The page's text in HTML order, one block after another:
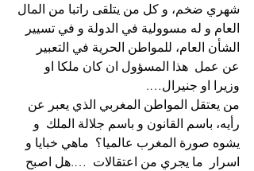
شهري ضخم، و كل من يتلقى راتبا من المال
العام و له مسوولية في الدولة و في تسيير
الشأن العام، للمواطن الحرية في التعبير
عن عمل  هذا المسؤول ان كان ملكا او
وزيرا او جنيرال….
من يعتقل المواطن المغربي الذي يعبر عن
رأيه، باسم القانون و باسم جلالة الملك  و
يشوه صورة المغرب عالميا؟  ماهي خبايا و
اسرار  ما يجري من اعتقالات  ….هل اصبح